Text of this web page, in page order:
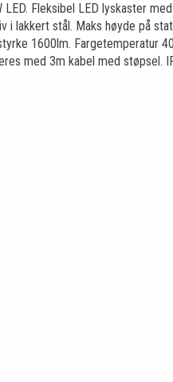
LED. Fleksibel LED lyskaster
i lakkert stål. Maks høyde på
1600lm. Fargetemperatur
med 3m kabel med støpsel.